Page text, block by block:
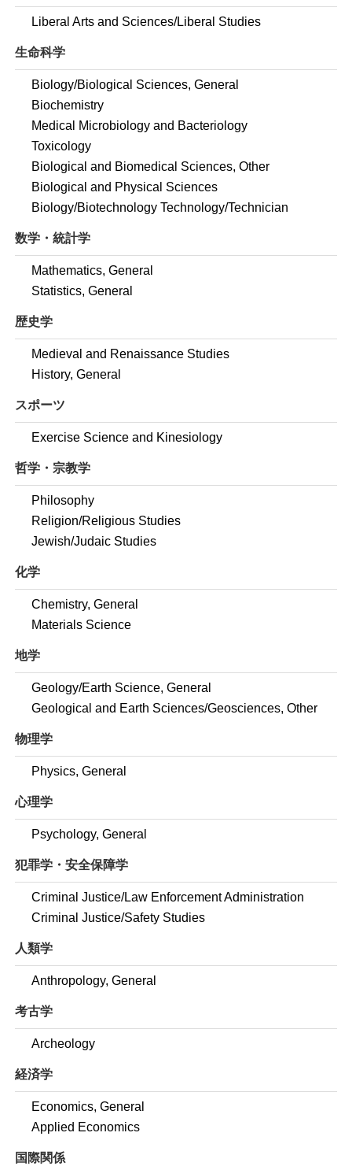
Liberal Arts and Sciences/Liberal Studies
生命科学
Biology/Biological Sciences, General
Biochemistry
Medical Microbiology and Bacteriology
Toxicology
Biological and Biomedical Sciences, Other
Biological and Physical Sciences
Biology/Biotechnology Technology/Technician
数学・統計学
Mathematics, General
Statistics, General
歴史学
Medieval and Renaissance Studies
History, General
スポーツ
Exercise Science and Kinesiology
哲学・宗教学
Philosophy
Religion/Religious Studies
Jewish/Judaic Studies
化学
Chemistry, General
Materials Science
地学
Geology/Earth Science, General
Geological and Earth Sciences/Geosciences, Other
物理学
Physics, General
心理学
Psychology, General
犯罪学・安全保障学
Criminal Justice/Law Enforcement Administration
Criminal Justice/Safety Studies
人類学
Anthropology, General
考古学
Archeology
経済学
Economics, General
Applied Economics
国際関係